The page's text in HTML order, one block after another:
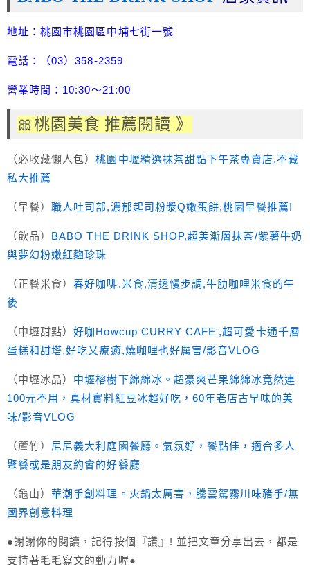
地址：桃園市桃園區中埔七街一號
電話：（03）358-2359
營業時間：10:30～21:00
🎀桃園美食 推薦閱讀 》
（必收藏懶人包）桃園中壢精選抹茶甜點下午茶專賣店,不藏
私大推薦
（早餐）職人吐司部,濃郁起司粉漿Q嫩蛋餅,桃園早餐推薦!
（飲品） BABO THE DRINK SHOP,超美漸層抹茶/紫薯牛奶
與夢幻粉嫩紅麴珍珠
（正餐米食）春好咖啡.米食,清透慢步調,牛肋咖哩米食的午
後
（中壢甜點）好咖Howcup CURRY CAFE',超可愛卡通千層
蛋糕和甜塔,好吃又療癒,燒咖哩也好厲害/影音VLOG
（中壢冰品） 中壢榕樹下綿綿冰。超豪爽芒果綿綿冰竟然連
100元不用，真材實料紅豆冰超好吃，60年老店古早味的美
味/影音VLOG
（蘆竹） 尼尼義大利庭園餐廳。氣氛好，餐點佳，適合多人
聚餐或是朋友約會的好餐廳
（龜山）華潮手創料理。火鍋太厲害，騰雲駕霧川味豬手/無
國界創意料理
●謝謝你的閱讀，記得按個『讚』! 並把文章分享出去，都是
支持著毛毛寫文的動力喔●